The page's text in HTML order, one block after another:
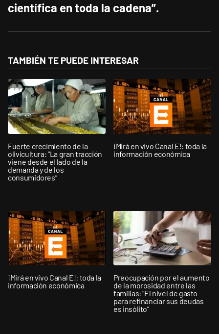
científica en toda la cadena”.
TAMBIÉN TE PUEDE INTERESAR
Fuerte crecimiento de la
olivicultura: "La gran tracción
viene desde el lado de la
demanda y de los
consumidores”
¡Mirá en vivo Canal E!: toda la
información económica
¡Mirá en vivo Canal E!: toda la
información económica
Preocupación por el aumento
de la morosidad entre las
familias: “El nivel de gasto
para refinanciar sus deudas
es insólito”